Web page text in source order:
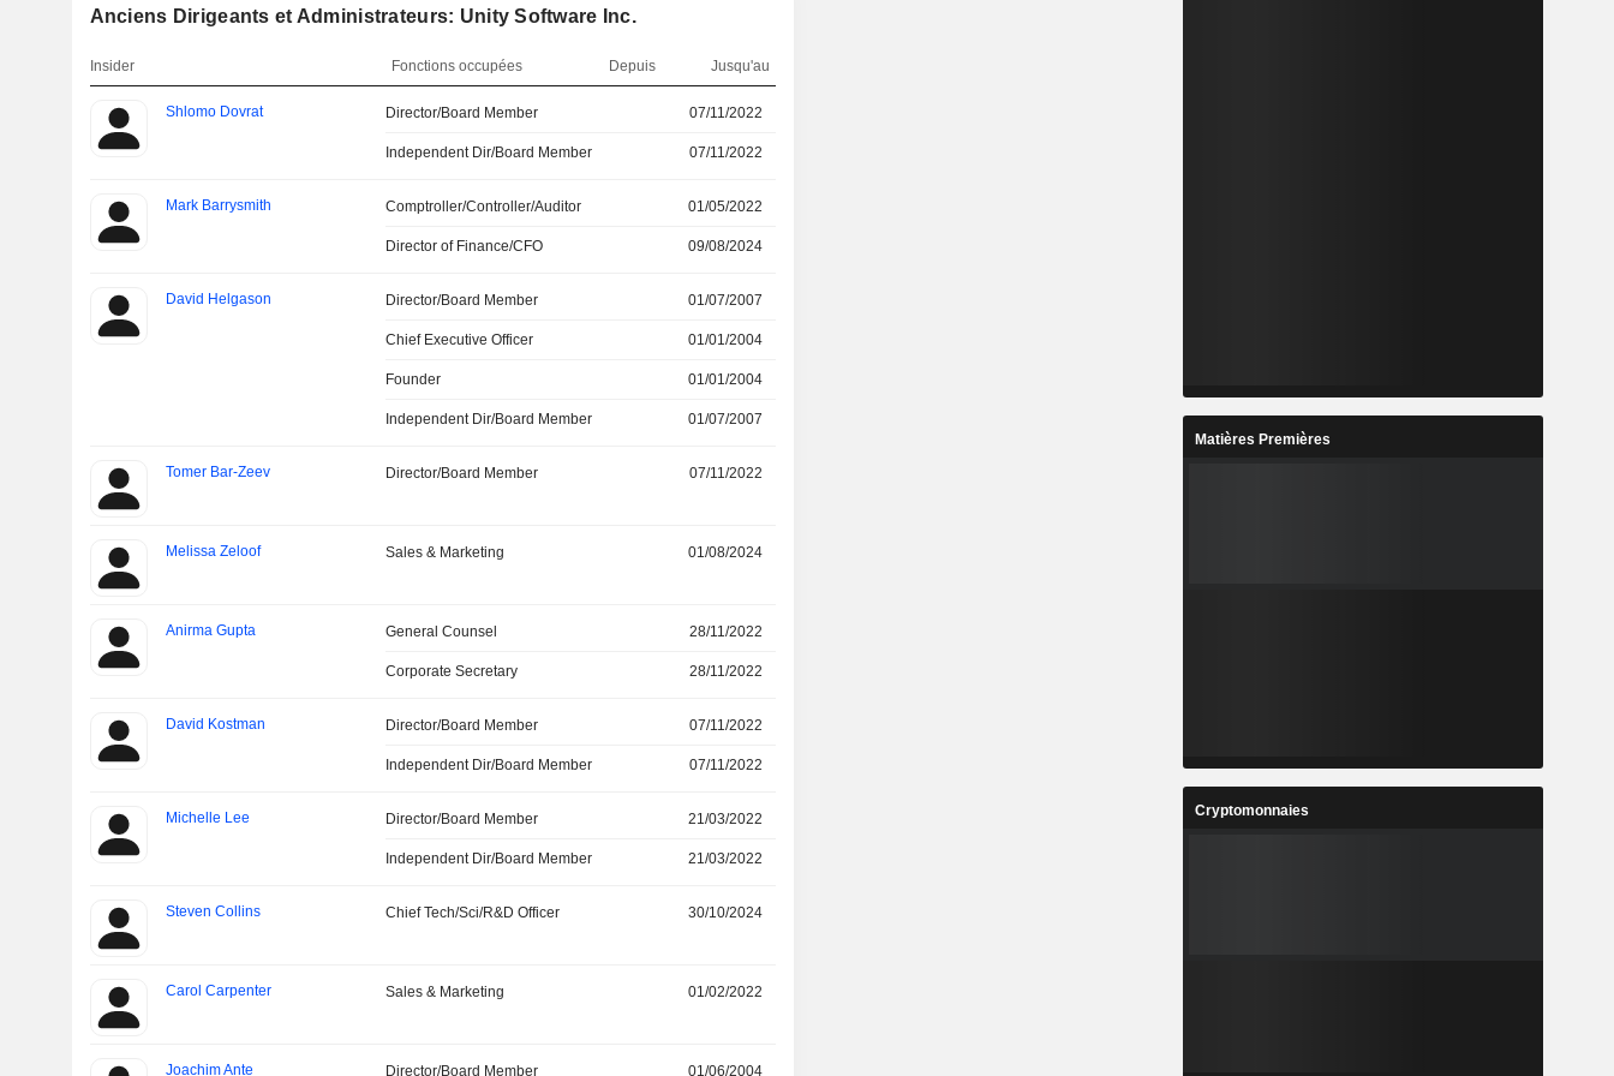
Anciens Dirigeants et Administrateurs: Unity Software Inc.
Insider Fonctions occupées Depuis Jusqu'au
Shlomo Dovrat Director/Board Member 07/11/2022
Independent Dir/Board Member 07/11/2022
Mark Barrysmith Comptroller/Controller/Auditor 01/05/2022
Director of Finance/CFO 09/08/2024
David Helgason Director/Board Member 01/07/2007
Chief Executive Officer 01/01/2004
Founder 01/01/2004
Independent Dir/Board Member 01/07/2007
Tomer Bar-Zeev Director/Board Member 07/11/2022
Melissa Zeloof Sales & Marketing 01/08/2024
Anirma Gupta General Counsel 28/11/2022
Corporate Secretary 28/11/2022
David Kostman Director/Board Member 07/11/2022
Independent Dir/Board Member 07/11/2022
Michelle Lee Director/Board Member 21/03/2022
Independent Dir/Board Member 21/03/2022
Steven Collins Chief Tech/Sci/R&D Officer 30/10/2024
Carol Carpenter Sales & Marketing 01/02/2022
Joachim Ante Director/Board Member 01/06/2004
Matières Premières
Cryptomonnaies